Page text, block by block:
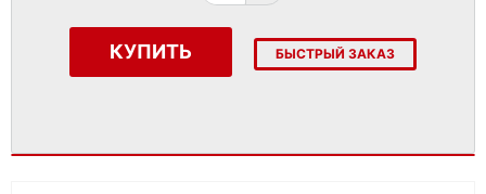
КУПИТЬ БЫСТРЫЙ ЗАКАЗ